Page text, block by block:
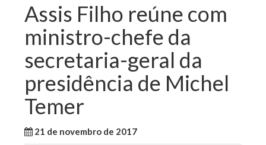
Assis Filho reúne com
ministro-chefe da
secretaria-geral da
presidência de Michel
Temer
21 de novembro de 2017